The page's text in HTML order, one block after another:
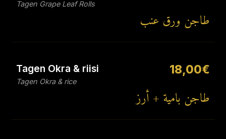
Tagen Grape Leaf Rolls
طاجن ورق عنب
Tagen Okra & riisi
Tagen Okra & rice
18,00€
طاجن بامية + أرز